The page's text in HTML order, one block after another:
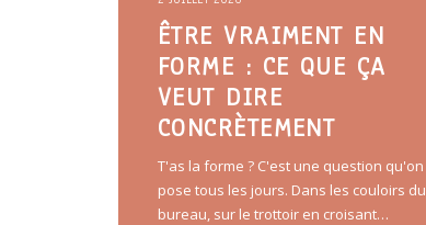
ÊTRE VRAIMENT EN
FORME : CE QUE ÇA
VEUT DIRE
CONCRÈTEMENT
T'as la forme ? C'est une question qu'on
pose tous les jours. Dans les couloirs du
bureau, sur le trottoir en croisant…